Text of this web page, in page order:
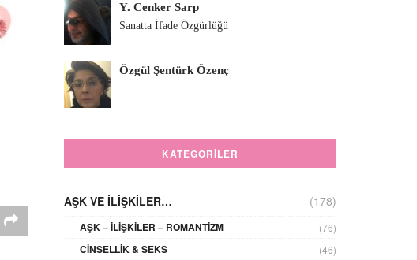
Y. Cenker Sarp
Sanatta İfade Özgürlüğü
Özgül Şentürk Özenç
KATEGORILER
AŞK VE İLIŞKILER… (178)
AŞK – İLIŞKILER – ROMANTIZM (76)
CINSELLIK & SEKS (46)